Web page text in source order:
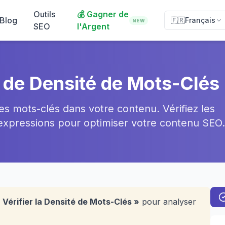
Blog
Outils
SEO
💰 Gagner de
l'Argent
NEW 🇫🇷Français
Densité de Mots-Clés
mots-clés dans votre contenu. Vérifiez les
pour optimiser votre contenu SEO.
Vérifier la Densité de Mots-Clés » pour analyser